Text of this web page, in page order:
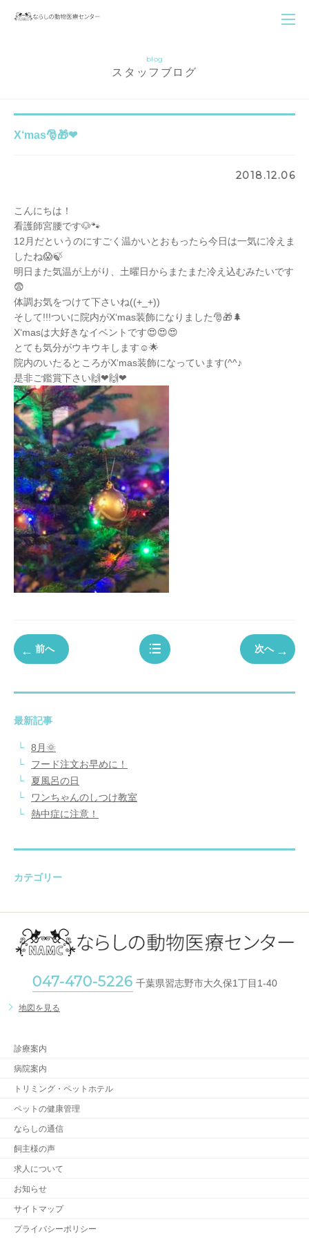
blog
スタッフブログ
X‘mas🎅🎁❤
2018.12.06
こんにちは！
看護師宮腰です🐶🐾
12月だというのにすごく温かいとおもったら今日は一気に冷えま
したね😱🍃
明日また気温が上がり、土曜日からまたまた冷え込むみたいです
😨
体調お気をつけて下さいね((+_+))
そして!!!ついに院内がX‘mas装飾になりました🎅🎁🌲
X‘masは大好きなイベントです😍😍😍
とても気分がウキウキします☺🌟
院内のいたるところがX‘mas装飾になっています(^^♪
是非ご鑑賞下さい🙌❤🙌❤
前へ 次へ
最新記事
8月🌞
フード注文お早めに！
夏風呂の日
ワンちゃんのしつけ教室
熱中症に注意！
カテゴリー
047-470-5226 千葉県習志野市大久保1丁目1-40
地図を見る
診療案内
病院案内
トリミング・ペットホテル
ペットの健康管理
ならしの通信
飼主様の声
求人について
お知らせ
サイトマップ
プライバシーポリシー